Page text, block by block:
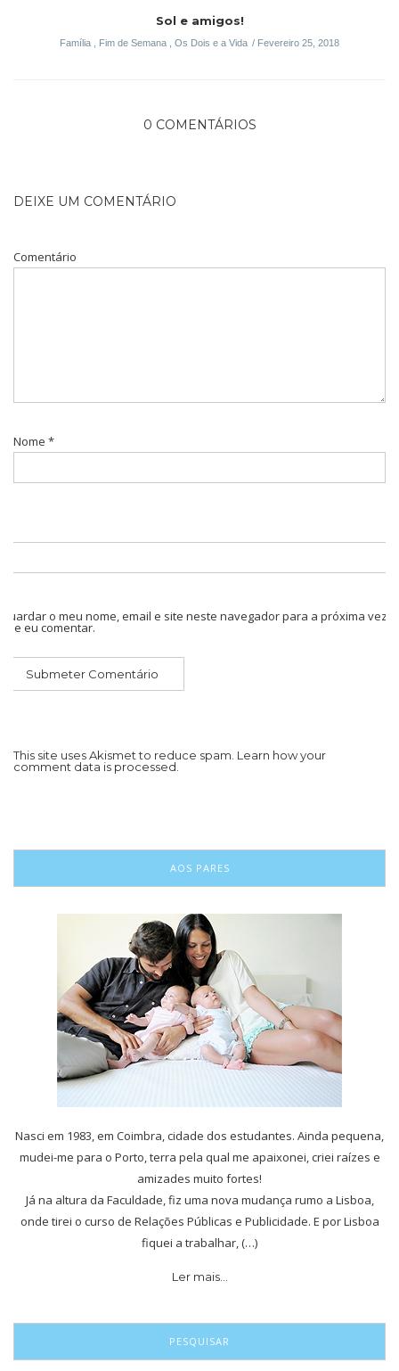
Sol e amigos!
Família Fim de Semana Os Dois e a Vida Fevereiro 25, 2018
0 COMENTÁRIOS
DEIXE UM COMENTÁRIO
Comentário
Nome *
Guardar o meu nome, email e site neste navegador para a próxima vez
que eu comentar.
This site uses Akismet to reduce spam. Learn how your
comment data is processed.
AOS PARES
Nasci em 1983, em Coimbra, cidade dos estudantes. Ainda pequena,
mudei-me para o Porto, terra pela qual me apaixonei, criei raízes e
amizades muito fortes!
Já na altura da Faculdade, fiz uma nova mudança rumo a Lisboa,
onde tirei o curso de Relações Públicas e Publicidade. E por Lisboa
fiquei a trabalhar, (…)
Ler mais…
PESQUISAR